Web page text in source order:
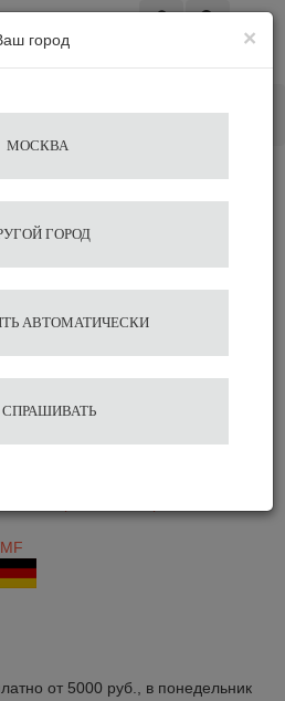
WMF 1100S
от 5000 руб., в понедельник
×
город
МОСКВА
ГОРОД
АВТОМАТИЧЕСКИ
СПРАШИВАТЬ